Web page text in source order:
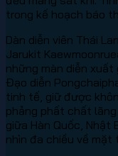
trong kế hoạch báo
Dàn diễn viên Thái
Jarukit
những màn diễn
Đạo diễn
tinh tế, giữ được
phảng phất chất
giữa Hàn Quốc, Nhật
nhìn đa chiều về mặt